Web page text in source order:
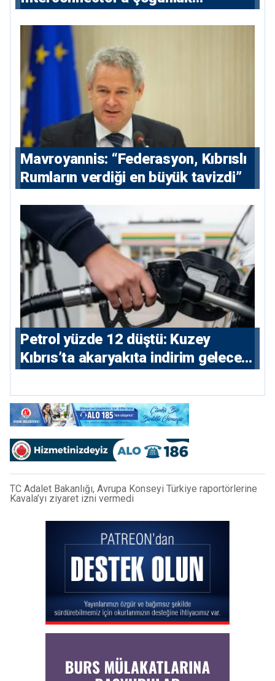
Mavroyannis: “Federasyon, Kıbrıslı
Rumların verdiği en büyük tavizdi”
Petrol yüzde 12 düştü: Kuzey
Kıbrıs’ta akaryakıta indirim gelecek
TC Adalet Bakanlığı, Avrupa Konseyi Türkiye raportörlerine
Kavala’yı ziyaret izni vermedi